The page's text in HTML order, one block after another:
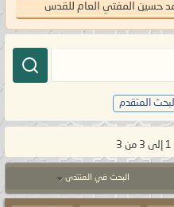
حسين المفتي العام للقدس
البحث المتقدم
البحث في المنتدى